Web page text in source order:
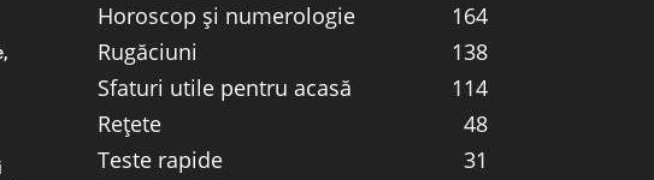
Horoscop și numerologie
164
Rugăciuni
138
Sfaturi utile pentru acasă
114
Rețete
48
Teste rapide
31